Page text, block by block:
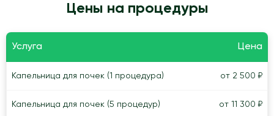
Цены на процедуры
Услуга Цена
Капельница для почек (1 процедура) от 2 500 ₽
Капельница для почек (5 процедур) от 11 300 ₽